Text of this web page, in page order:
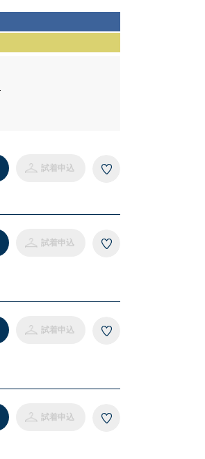
試着申込
試着申込
試着申込
試着申込